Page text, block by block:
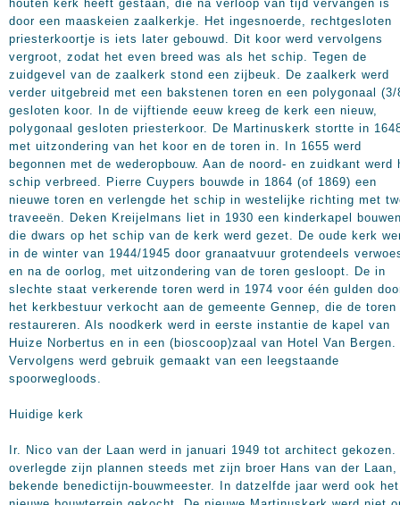
houten kerk heeft gestaan, die na verloop van tijd vervangen is
door een maaskeien zaalkerkje. Het ingesnoerde, rechtgesloten
priesterkoortje is iets later gebouwd. Dit koor werd vervolgens
vergroot, zodat het even breed was als het schip. Tegen de
zuidgevel van de zaalkerk stond een zijbeuk. De zaalkerk werd
verder uitgebreid met een bakstenen toren en een polygonaal (3/
gesloten koor. In de vijftiende eeuw kreeg de kerk een nieuw,
polygonaal gesloten priesterkoor. De Martinuskerk stortte in
met uitzondering van het koor en de toren in. In 1655 werd
begonnen met de wederopbouw. Aan de noord- en zuidkant werd
schip verbreed. Pierre Cuypers bouwde in 1864 (of 1869) een
nieuwe toren en verlengde het schip in westelijke richting met
traveeën. Deken Kreijelmans liet in 1930 een kinderkapel
die dwars op het schip van de kerk werd gezet. De oude kerk
in de winter van 1944/1945 door granaatvuur grotendeels
en na de oorlog, met uitzondering van de toren gesloopt. De in
slechte staat verkerende toren werd in 1974 voor één gulden
het kerkbestuur verkocht aan de gemeente Gennep, die de
restaureren. Als noodkerk werd in eerste instantie de kapel van
Huize Norbertus en in een (bioscoop)zaal van Hotel Van Bergen.
Vervolgens werd gebruik gemaakt van een leegstaande
spoorwegloods.
Huidige kerk
Ir. Nico van der Laan werd in januari 1949 tot architect gekozen.
overlegde zijn plannen steeds met zijn broer Hans van der Laan,
bekende benedictijn-bouwmeester. In datzelfde jaar werd ook het